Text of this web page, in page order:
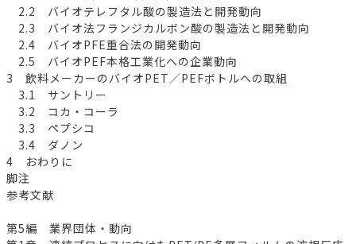
2.2 バイオテレフタル酸の製造法と開発動向
2.3 バイオ法フランジカルボン酸の製造法と開発動向
2.4 バイオPFE重合法の開発動向
2.5 バイオPEF本格工業化への企業動向
3 飲料メーカーのバイオPET／PEFボトルへの取組
3.1 サントリー
3.2 コカ・コーラ
3.3 ペプシコ
3.4 ダノン
4 おわりに
脚注
参考文献
第5編 業界団体・動向